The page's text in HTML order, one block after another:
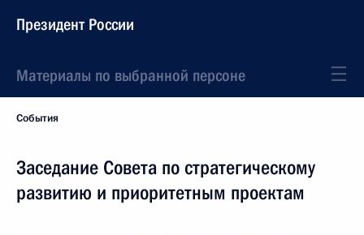
Президент России
Материалы по выбранной персоне
События
Заседание Совета по стратегическому
развитию и приоритетным проектам